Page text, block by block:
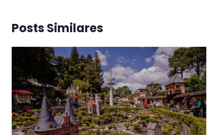
Posts Similares